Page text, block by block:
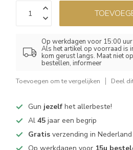
Op werkdagen voor 15:00
Als het artikel op voorraad is
kom gerust langs. Maat niet
bestellen, informeer
Toevoegen om te vergelijken Deel
Gun jezelf het allerbeste!
Al45 jaar een begrip
Gratis verzending in Nederland